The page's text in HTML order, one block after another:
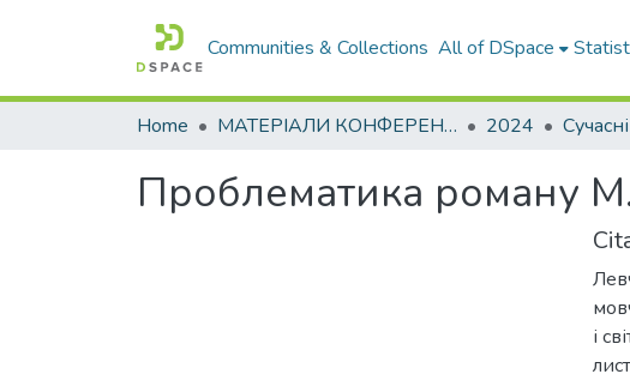
Communities & Collections All of DSpace
Home МАТЕРІАЛИ КОНФЕРЕНЦІЙ 2024
Проблематика роману
і